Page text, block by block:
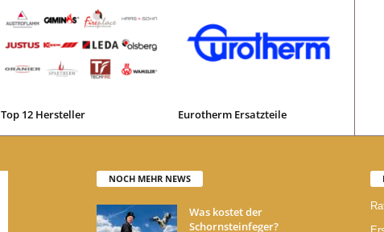
Top 12 Hersteller Eurotherm Ersatzteile
NOCH MEHR NEWS
Was kostet der
Schornsteinfeger?